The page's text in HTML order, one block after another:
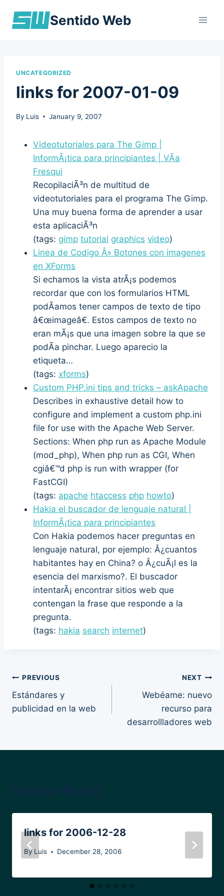
Sentido Web
UNCATEGORIZED
links for 2007-01-09
By Luis January 9, 2007
Videotutoriales para The Gimp |
InformÃ¡tica para principiantes | VÃ­a
Fresqui
RecopilaciÃ³n de multitud de
videotutoriales para el programa The Gimp.
Una muy buena forma de aprender a usar
esta aplicaciÃ³n
(tags: gimp tutorial graphics video)
Linea de Codigo Â» Botones con imagenes
en XForms
Si echamos la vista atrÃ¡s podemos
recordar que con los formularios HTML
podÃ­amos tener campos de texto de tipo
â€œimageâ€. Estos campos de texto no
eran mÃ¡s que una imagen sobre la que se
podÃ­a pinchar. Luego aparecio la
etiqueta…
(tags: xforms)
Custom PHP.ini tips and tricks – askApache
Describes in exhaustive detail how to
configure and implement a custom php.ini
file for use with the Apache Web Server.
Sections: When php run as Apache Module
(mod_php), When php run as CGI, When
cgiâ€™d php is run with wrapper (for
FastCGI)
(tags: apache htaccess php howto)
Hakia el buscador de lenguaje natural |
InformÃ¡tica para principiantes
Con Hakia podemos hacer preguntas en
lenguaje natural, por ejemplo: Â¿cuantos
habitantes hay en China? o Â¿cuÃ¡l es la
esencia del marxismo?. El buscador
intentarÃ¡ encontrar sitios web que
contengan la frase que responde a la
pregunta.
(tags: hakia search internet)
Post
navigation
PREVIOUS
Estándares y
publicidad en la web
NEXT
Webéame: nuevo
recurso para
desarrollladores web
links for 2006-12-28
By Luis December 28, 2006